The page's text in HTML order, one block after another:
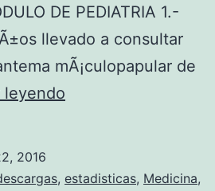
DE PEDIATRIA 1.-
llevado a consultar
mÃ¡culopapular de
leyendo
G
2016
, estadisticas, Medicina,